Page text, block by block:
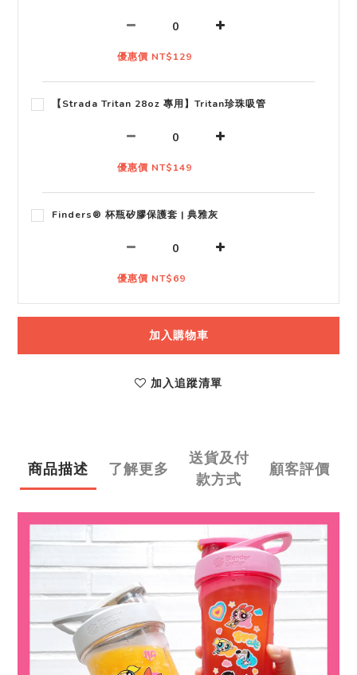
優惠價 NT$129
【Strada Tritan 28oz 專用】Tritan珍珠吸管
優惠價 NT$149
Finders® 杯瓶矽膠保護套 | 典雅灰
優惠價 NT$69
加入購物車
加入追蹤清單
商品描述 了解更多
送貨及付
款方式
顧客評價